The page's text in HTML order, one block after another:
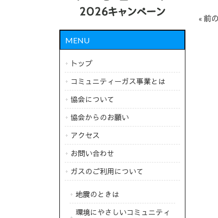
« 前
MENU
トップ
コミュニティーガス事業とは
協会について
協会からのお願い
アクセス
お問い合わせ
ガスのご利用について
地震のときは
環境にやさしいコミュニティ